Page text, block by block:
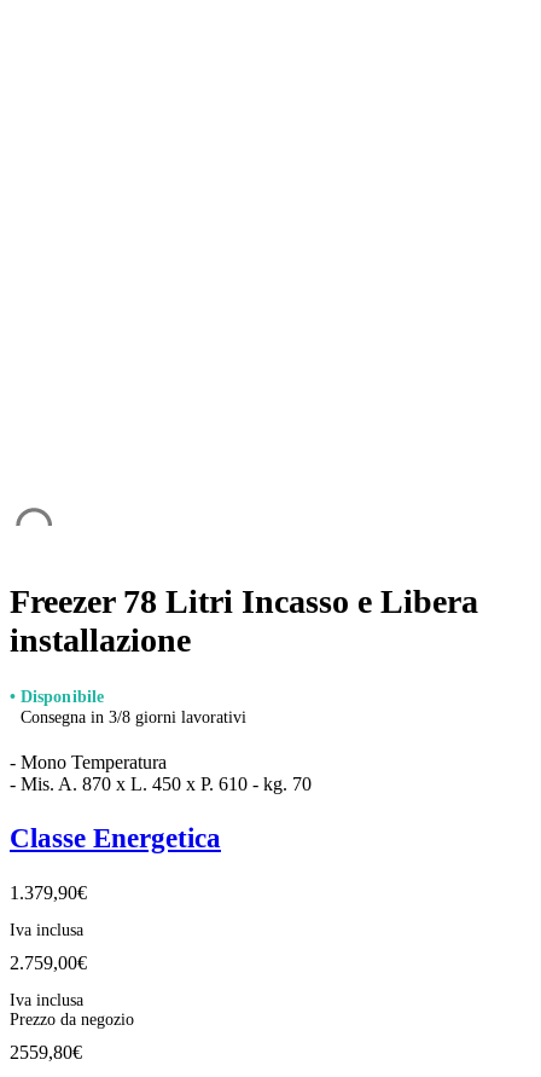
Freezer 78 Litri Incasso e Libera
installazione
• Disponibile
Consegna in 3/8 giorni lavorativi
- Mono Temperatura
- Mis. A. 870 x L. 450 x P. 610 - kg. 70
Classe Energetica
1.379,90€
Iva inclusa
2.759,00€
Iva inclusa
Prezzo da negozio
2559,80€